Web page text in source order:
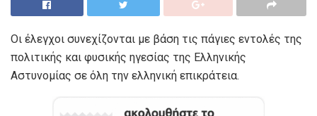
Οι έλεγχοι συνεχίζονται με βάση τις πάγιες εντολές της
πολιτικής και φυσικής ηγεσίας της Ελληνικής
Αστυνομίας σε όλη την ελληνική επικράτεια.